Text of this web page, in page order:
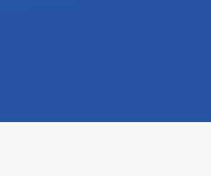
Finder Bachelor/Master